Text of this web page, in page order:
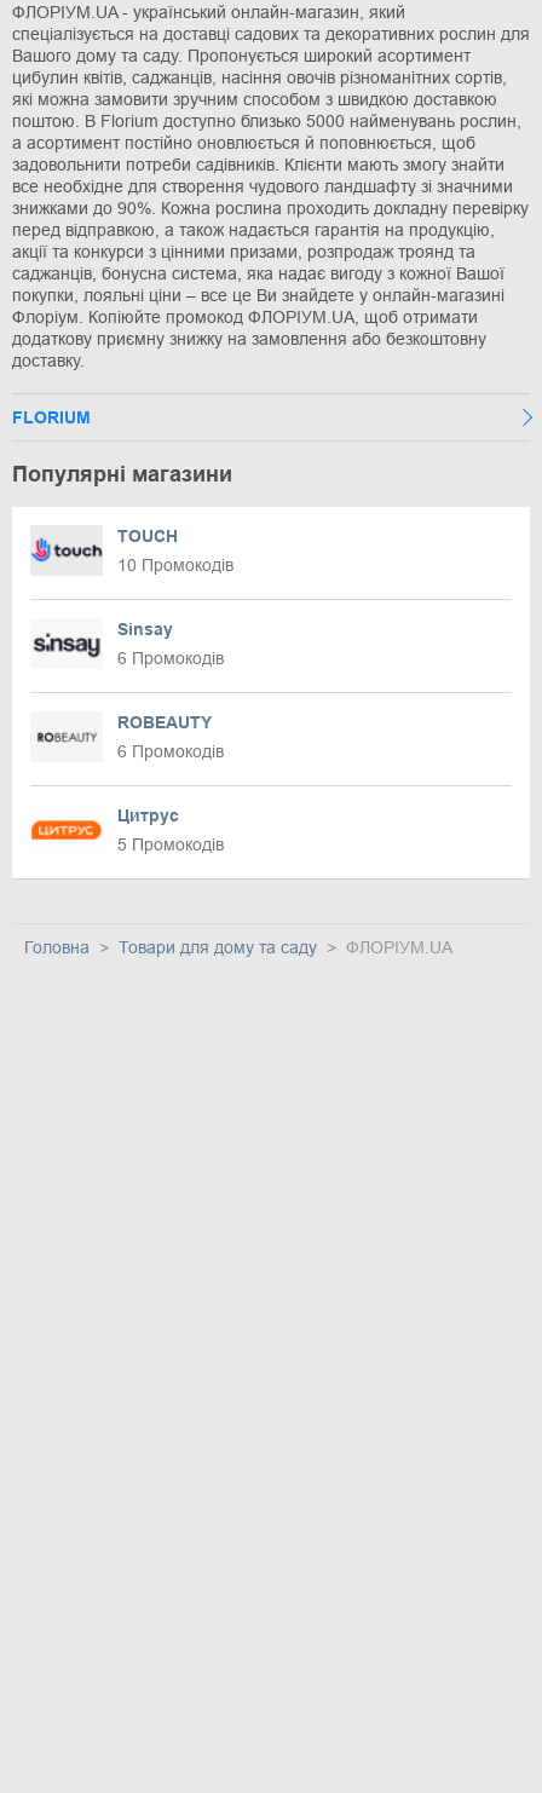
ФЛОРІУМ.UA - український онлайн-магазин, який
спеціалізується на доставці садових та декоративних рослин для
Вашого дому та саду. Пропонується широкий асортимент
цибулин квітів, саджанців, насіння овочів різноманітних сортів,
які можна замовити зручним способом з швидкою доставкою
поштою. В Florium доступно близько 5000 найменувань рослин,
а асортимент постійно оновлюється й поповнюється, щоб
задовольнити потреби садівників. Клієнти мають змогу знайти
все необхідне для створення чудового ландшафту зі значними
знижками до 90%. Кожна рослина проходить докладну перевірку
перед відправкою, а також надається гарантія на продукцію,
акції та конкурси з цінними призами, розпродаж троянд та
саджанців, бонусна система, яка надає вигоду з кожної Вашої
покупки, лояльні ціни – все це Ви знайдете у онлайн-магазині
Флоріум. Копіюйте промокод ФЛОРІУМ.UA, щоб отримати
додаткову приємну знижку на замовлення або безкоштовну
доставку.
FLORIUM
Популярні магазини
TOUCH
10 Промокодів
Sinsay
6 Промокодів
ROBEAUTY
6 Промокодів
Цитрус
5 Промокодів
Головна Товари для дому та саду ФЛОРІУМ.UA